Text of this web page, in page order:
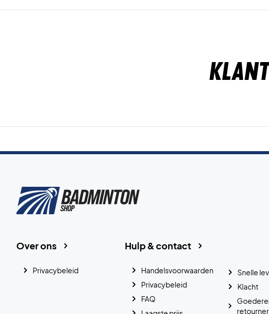
Hulp & contact
Handelsvoorwaarden
Privacybeleid
FAQ
Snelle
Klacht
Over ons
Privacybeleid